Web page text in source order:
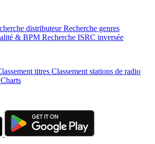
distributeur Recherche genres
& BPM Recherche ISRC inversée
titres Classement stations de radio
Charts